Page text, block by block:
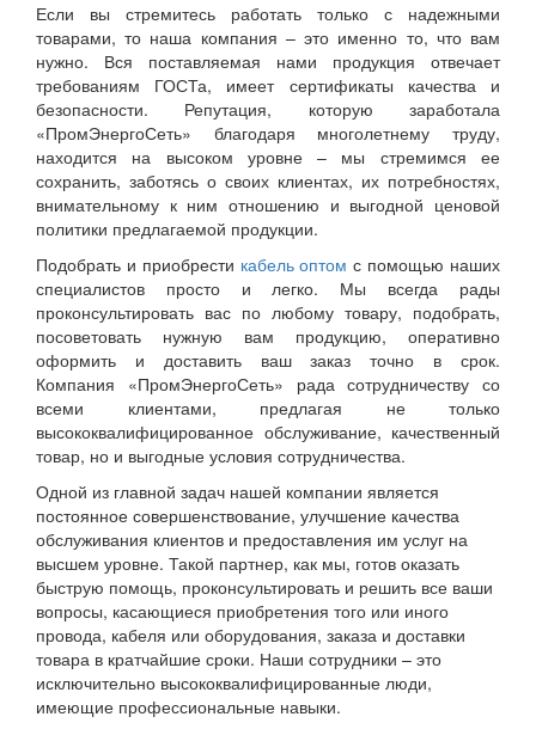
Если вы стремитесь работать только с надежными
товарами, то наша компания – это именно то, что вам
нужно. Вся поставляемая нами продукция отвечает
требованиям ГОСТа, имеет сертификаты качества и
безопасности. Репутация, которую заработала
«ПромЭнергоСеть» благодаря многолетнему труду,
находится на высоком уровне – мы стремимся ее
сохранить, заботясь о своих клиентах, их потребностях,
внимательному к ним отношению и выгодной ценовой
политики предлагаемой продукции.
Подобрать и приобрести кабель оптом с помощью наших
специалистов просто и легко. Мы всегда рады
проконсультировать вас по любому товару, подобрать,
посоветовать нужную вам продукцию, оперативно
оформить и доставить ваш заказ точно в срок.
Компания «ПромЭнергоСеть» рада сотрудничеству со
всеми клиентами, предлагая не только
высококвалифицированное обслуживание, качественный
товар, но и выгодные условия сотрудничества.
Одной из главной задач нашей компании является
постоянное совершенствование, улучшение качества
обслуживания клиентов и предоставления им услуг на
высшем уровне. Такой партнер, как мы, готов оказать
быструю помощь, проконсультировать и решить все ваши
вопросы, касающиеся приобретения того или иного
провода, кабеля или оборудования, заказа и доставки
товара в кратчайшие сроки. Наши сотрудники – это
исключительно высококвалифицированные люди,
имеющие профессиональные навыки.